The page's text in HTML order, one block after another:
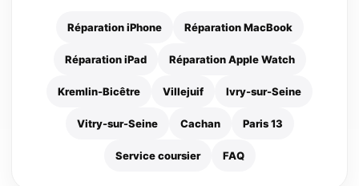
Réparation iPhone Réparation MacBook
Réparation iPad Réparation Apple Watch
Kremlin-Bicêtre Villejuif Ivry-sur-Seine
Vitry-sur-Seine Cachan Paris 13
Service coursier FAQ